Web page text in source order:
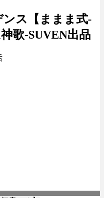
ンス【ままま式-
歌-SUVEN出品